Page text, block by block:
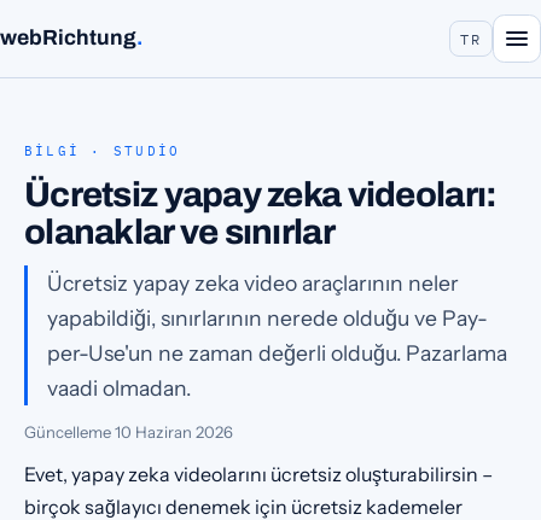
webRichtung. TR
BILGI · STUDIO
Ücretsiz yapay zeka videoları:
olanaklar ve sınırlar
Ücretsiz yapay zeka video araçlarının neler
yapabildiği, sınırlarının nerede olduğu ve Pay-
per-Use'un ne zaman değerli olduğu. Pazarlama
vaadi olmadan.
Güncelleme10 Haziran 2026
Evet, yapay zeka videolarını ücretsiz oluşturabilirsin –
birçok sağlayıcı denemek için ücretsiz kademeler